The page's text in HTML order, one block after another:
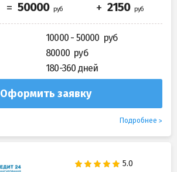
10000 - 50000
80000
180-360 дней
Оформить заявку
Подробнее